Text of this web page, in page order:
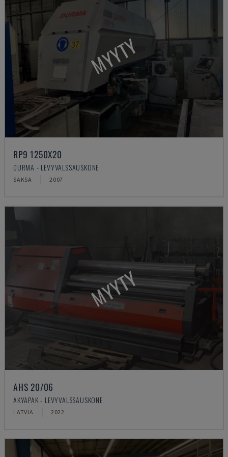
MYYTY
RP9 1250X20
DURMA - LEVYVALSSAUSKONE
SAKSA 2007
MYYTY
AHS 20/06
AKYAPAK - LEVYVALSSAUSKONE
LATVIA 2022